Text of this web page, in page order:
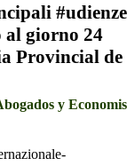
#udienze
al giorno 24
Provincial de
y